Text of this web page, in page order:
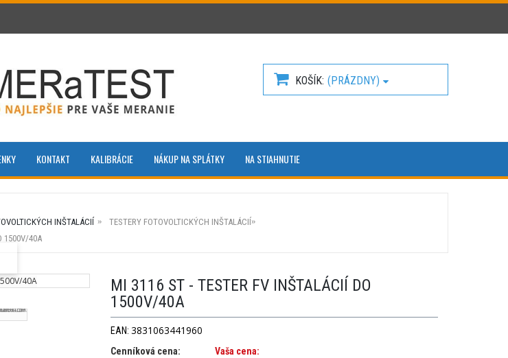
KOŠÍK (PRÁZDNY)
KONTAKT KALIBRÁCIE NÁKUP NA SPLÁTKY NA STIAHNUTIE
INŠTALÁCIÍ
TESTERY FOTOVOLTICKÝCH INŠTALÁCIÍ
1500V/40A
MI 3116 ST - TESTER FV INŠTALÁCIÍ DO
1500V/40A
EAN: 3831063441960
Cenníková cena:
Vaša cena: